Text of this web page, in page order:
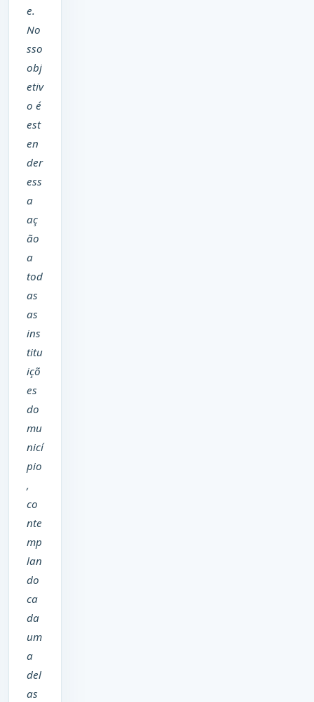
e.
No
sso
obj
etiv
o é
est
en
der
ess
a
aç
ão
a
tod
as
as
ins
titu
içõ
es
do
mu
nicí
pio
,
co
nte
mp
lan
do
ca
da
um
a
del
as